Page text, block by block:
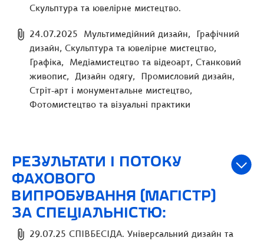
Скульптура та ювелірне мистецтво.
24.07.2025 Мультимедійний дизайн, Графічний
дизайн, Скульптура та ювелірне мистецтво,
Графіка, Медіамистецтво та відеоарт, Станковий
живопис, Дизайн одягу, Промисловий дизайн,
Стріт-арт і монументальне мистецтво,
Фотомистецтво та візуальні практики
РЕЗУЛЬТАТИ І ПОТОКУ
ФАХОВОГО
ВИПРОБУВАННЯ (МАГІСТР)
ЗА СПЕЦІАЛЬНІСТЮ:
29.07.25 СПІВБЕСІДА. Універсальний дизайн та